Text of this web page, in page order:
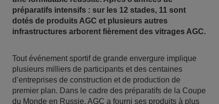
préparatifs intensifs : sur les 12 stades, 11 sont
dotés de produits AGC et plusieurs autres
infrastructures arborent fièrement des vitrages AGC.
Tout événement sportif de grande envergure implique
plusieurs milliers de participants et des centaines
d’entreprises de construction et de production de
premier plan. Dans le cadre des préparatifs de la Coupe
du Monde en Russie, AGC a fourni ses produits à plus